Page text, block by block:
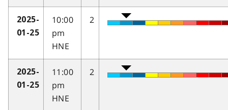
2025-
01-25
10:00
pm
HNE
2
2025-
01-25
11:00
pm
HNE
2